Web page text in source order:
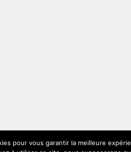
pour vous garantir la meilleure